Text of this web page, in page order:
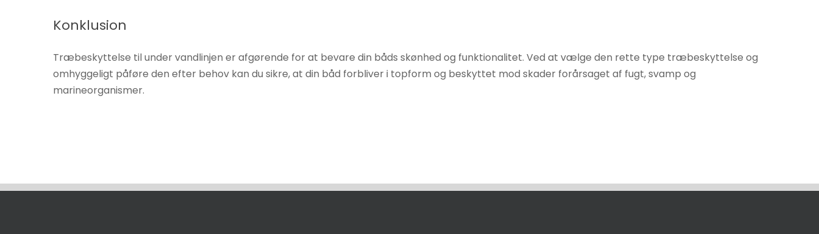
Konklusion
Træbeskyttelse til under vandlinjen er afgørende for at bevare din båds skønhed og funktionalitet. Ved at vælge den rette type træbeskyttelse og
omhyggeligt påføre den efter behov kan du sikre, at din båd forbliver i topform og beskyttet mod skader forårsaget af fugt, svamp og
marineorganismer.